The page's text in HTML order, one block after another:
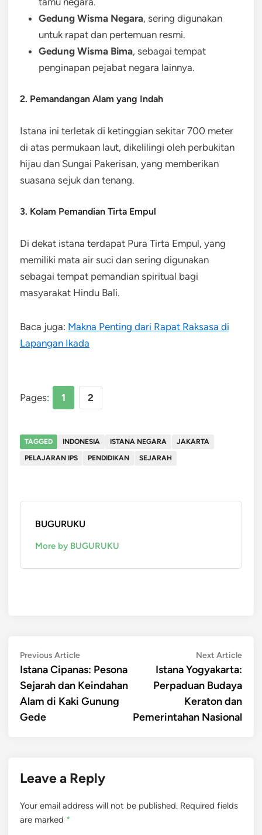
Gedung Wisma Negara, sering digunakan
untuk rapat dan pertemuan resmi.
Gedung Wisma Bima, sebagai tempat
penginapan pejabat negara lainnya.
2. Pemandangan Alam yang Indah
Istana ini terletak di ketinggian sekitar 700 meter
di atas permukaan laut, dikelilingi oleh perbukitan
hijau dan Sungai Pakerisan, yang memberikan
suasana sejuk dan tenang.
3. Kolam Pemandian Tirta Empul
Di dekat istana terdapat Pura Tirta Empul, yang
memiliki mata air suci dan sering digunakan
sebagai tempat pemandian spiritual bagi
masyarakat Hindu Bali.
Baca juga: Makna Penting dari Rapat Raksasa di
Lapangan Ikada
Pages: 1 2
TAGGED INDONESIA ISTANA NEGARA
JAKARTA
PELAJARAN IPS
PENDIDIKAN SEJARAH
BUGURUKU
More by BUGURUKU
Post
navigation
Previous ArticlePrevious
article:
Istana Cipanas: Pesona
Sejarah dan Keindahan
Alam di Kaki Gunung
Gede
Next ArticleNext
Istana Yogyakarta:
Perpaduan Budaya
Keraton dan
Pemerintahan Nasional
Leave a Reply
Your email address will not be published. Required fields
are marked *